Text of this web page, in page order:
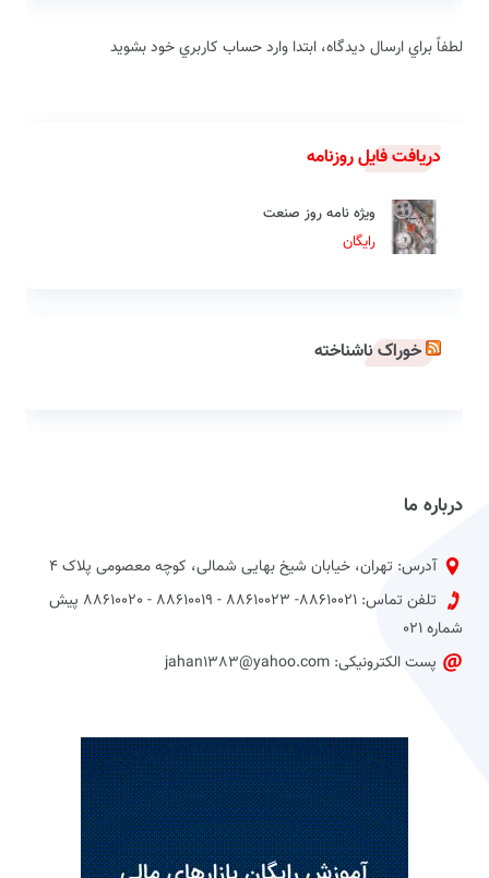
لطفاً براي ارسال دیدگاه، ابتدا وارد حساب كاربري خود بشويد
دریافت فایل روزنامه
ویژه نامه روز صنعت
رایگان
خوراک ناشناخته
درباره ما
آدرس: تهران، خیابان شیخ بهایی شمالی، کوچه معصومی پلاک 4
تلفن تماس: 88610021- 88610023 - 88610019 - 88610020 پیش
شماره 021
پست الکترونیکی: jahan1383@yahoo.com